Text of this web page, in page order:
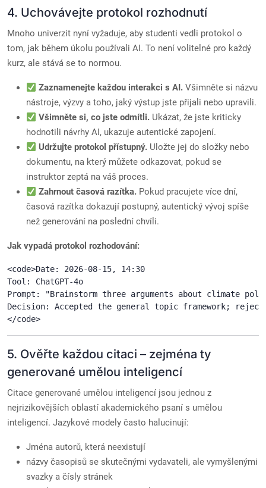
4. Uchovávejte protokol rozhodnutí
Mnoho univerzit nyní vyžaduje, aby studenti vedli protokol o
tom, jak během úkolu používali AI. To není volitelné pro každý
kurz, ale stává se to normou.
Zaznamenejte každou interakci s AI. Všimněte si názvu
nástroje, výzvy a toho, jaký výstup jste přijali nebo upravili.
Všimněte si, co jste odmítli. Ukázat, že jste kriticky
hodnotili návrhy AI, ukazuje autentické zapojení.
Udržujte protokol přístupný. Uložte jej do složky nebo
dokumentu, na který můžete odkazovat, pokud se
instruktor zeptá na váš proces.
Zahrnout časová razítka. Pokud pracujete více dní,
časová razítka dokazují postupný, autentický vývoj spíše
než generování na poslední chvíli.
Jak vypadá protokol rozhodování:
<code>Date: 2026-08-15, 14:30
Tool: ChatGPT-4o
Prompt: "Brainstorm three arguments about climate
Decision: Accepted the general topic framework;
</code>
5. Ověřte každou citaci – zejména ty
generované umělou inteligencí
Citace generované umělou inteligencí jsou jednou z
nejrizikovějších oblastí akademického psaní s umělou
inteligencí. Jazykové modely často halucinují:
Jména autorů, která neexistují
názvy časopisů se skutečnými vydavateli, ale vymyšlenými
svazky a čísly stránek